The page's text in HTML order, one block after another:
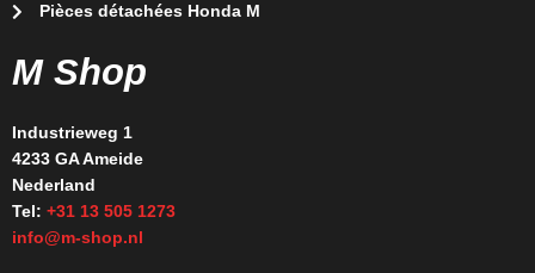
Pièces détachées Honda M
M Shop
Industrieweg 1
4233 GA Ameide
Nederland
Tel: +31 13 505 1273
info@m-shop.nl